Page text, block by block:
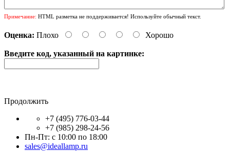
Примечание: HTML разметка не поддерживается! Используйте обычный текст.
Оценка: Плохо Хорошо
Введите код, указанный на картинке:
Продолжить
+7 (495) 776-03-44
+7 (985) 298-24-56
Пн-Пт: с 10:00 по 18:00
sales@ideallamp.ru